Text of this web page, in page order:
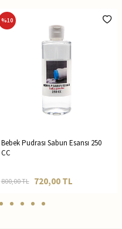
%10
Bebek Pudrası Sabun Esansı 250
CC
800,00TL 720,00TL